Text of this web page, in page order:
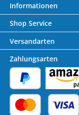
Informationen
Shop Service
Versandarten
Zahlungsarten
PayPal Amazon Pay